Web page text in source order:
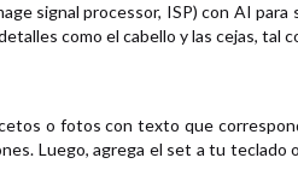
signal processor, ISP) con AI para
como el cabello y las cejas, tal
o fotos con texto que
Luego, agrega el set a tu teclado